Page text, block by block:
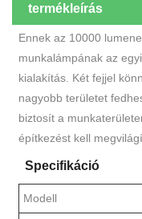
termékleírás
Ennek az 10000
munkalámpának az
kialakítás. Két fejjel
nagyobb területet
biztosít a
építkezést kell
Specifikáció
Modell